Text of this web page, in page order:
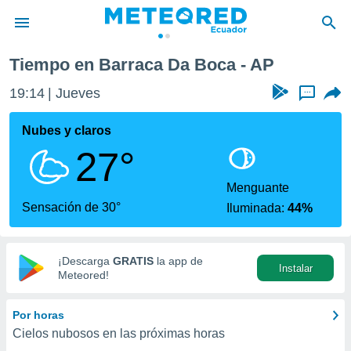
de
ha
calidad.
a este
las
y
digital
basada
Tiempo en Barraca Da Boca - AP
19:14 Jueves ...
Nubes y claros
27°
Sensación de 30°
Menguante
Iluminada:44%
¡Descarga GRATIS la app de
Meteored!
Instalar
Por horas
Cielos nubosos en las próximas horas